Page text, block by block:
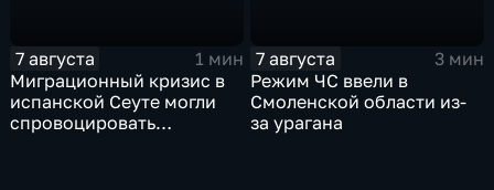
7 августа
1 мин
Миграционный кризис в
испанской Сеуте могли
спровоцировать
7 августа
3 мин
Режим ЧС ввели в
Смоленской области из-
за урагана